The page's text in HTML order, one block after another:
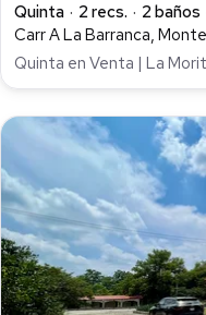
Quinta
2 recs. 2 baños
Carr A La Barranca,
Quinta en Venta | La